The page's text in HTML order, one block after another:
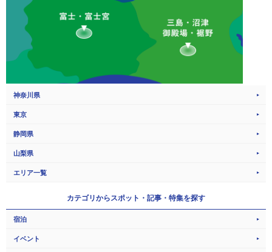
神奈川県
東京
静岡県
山梨県
エリア一覧
カテゴリからスポット・記事・特集を探す
宿泊
イベント